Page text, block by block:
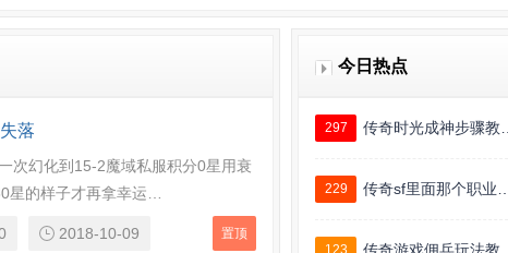
落
次幻化到15-2魔域私服积分0星用衰
星的样子才再拿幸运…
2018-10-09 置顶
今日热点
传奇时光成神步骤教…
297
传奇sf里面那个职业…
229
123